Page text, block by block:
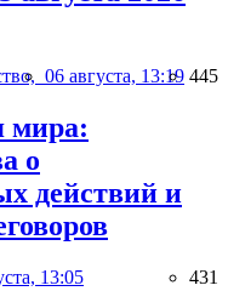
06 августа, 13:19 445
мира:
о
действий и
13:05 431